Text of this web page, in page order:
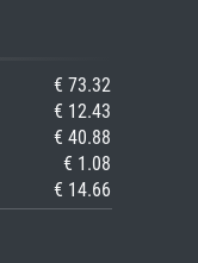
€ 73.32
€ 12.43
€ 40.88
€ 1.08
€ 14.66